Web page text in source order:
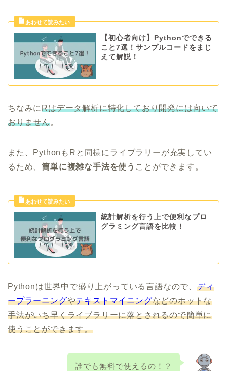
【初心者向け】Pythonでできる
こと7選！サンプルコードをまじ
えて解説！
ちなみにRはデータ解析に特化しており開発には向いて
おりません。
また、PythonもRと同様にライブラリーが充実してい
るため、簡単に複雑な手法を使う ことができます。
統計解析を行う上で便利なプロ
グラミング言語を比較！
Pythonは世界中で盛り上がっている言語なので、 ディ
ープラーニングやテキストマイニングなどのホットな
手法がいち早くライブラリーに落とされるので簡単に
使うことができます。
誰でも無料で使えるの！？